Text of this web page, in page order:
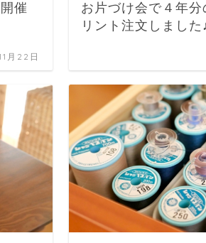
催
月22日
お片づけ会で４年
リント注文しました